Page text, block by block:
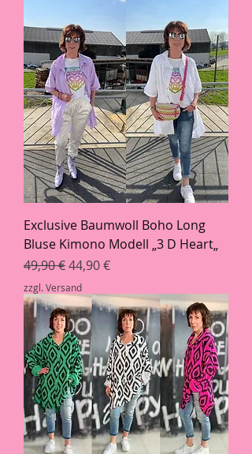
Exclusive Baumwoll Boho Long
Bluse Kimono Modell „3 D Heart„
Standardpreis
49,90 €Sale-Preis
44,90 €
zzgl. Versand